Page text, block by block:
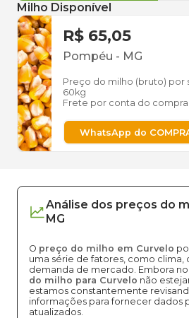
Milho Disponível
R$ 65,05
Pompéu - MG
Preço do milho (bruto) por
60kg
Frete por conta do
WhatsApp do
Análise dos preços do
MG
O preço do milho em Curvelo
uma série de fatores, como clima,
demanda de mercado. Embora
do milho para Curvelo não
estamos constantemente
informações para fornecer dados
atualizados.